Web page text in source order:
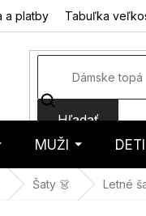
a platby Tabuľka
Hľadať
MUŽI DETI
Šaty 👗 Letné